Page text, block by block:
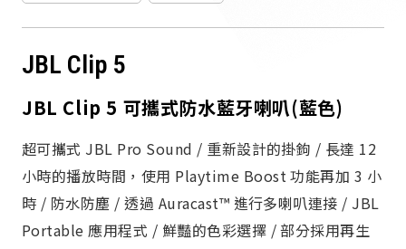
JBL Clip 5
JBL Clip 5 可攜式防水藍牙喇叭(藍色)
超可攜式 JBL Pro Sound / 重新設計的掛鉤 / 長達 12
小時的播放時間，使用 Playtime Boost 功能再加 3 小
時 / 防水防塵 / 透過 Auracast™ 進行多喇叭連接 / JBL
Portable 應用程式 / 鮮豔的色彩選擇 / 部分採用再生